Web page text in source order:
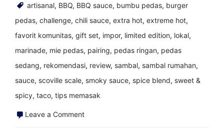
artisanal, BBQ, BBQ sauce, bumbu pedas, burger
pedas, challenge, chili sauce, extra hot, extreme hot,
favorit komunitas, gift set, impor, limited edition, lokal,
marinade, mie pedas, pairing, pedas ringan, pedas
sedang, rekomendasi, review, sambal, sambal rumahan,
sauce, scoville scale, smoky sauce, spice blend, sweet &
spicy, taco, tips memasak
Leave a Commenton